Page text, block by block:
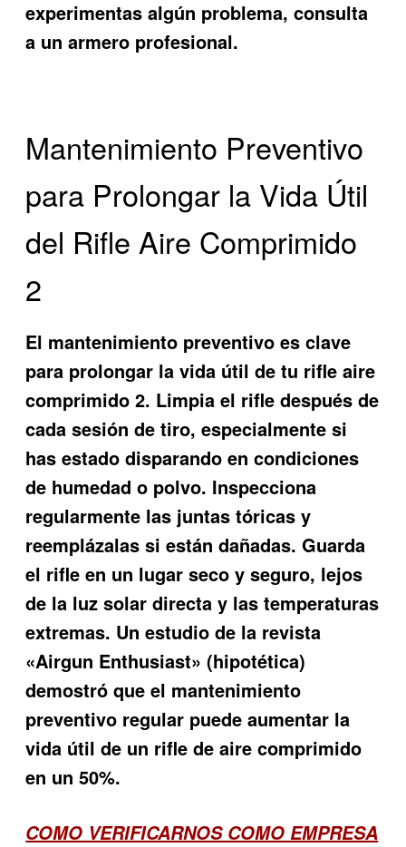
experimentas algún problema, consulta
a un armero profesional.
Mantenimiento Preventivo
para Prolongar la Vida Útil
del Rifle Aire Comprimido
2
El mantenimiento preventivo es clave
para prolongar la vida útil de tu rifle aire
comprimido 2. Limpia el rifle después de
cada sesión de tiro, especialmente si
has estado disparando en condiciones
de humedad o polvo. Inspecciona
regularmente las juntas tóricas y
reemplázalas si están dañadas. Guarda
el rifle en un lugar seco y seguro, lejos
de la luz solar directa y las temperaturas
extremas. Un estudio de la revista
«Airgun Enthusiast» (hipotética)
demostró que el mantenimiento
preventivo regular puede aumentar la
vida útil de un rifle de aire comprimido
en un 50%.
COMO VERIFICARNOS COMO EMPRESA